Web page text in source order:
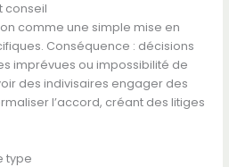
conseil
comme une simple mise en
Conséquence : décisions
imprévues ou impossibilité de
des indivisaires engager des
l’accord, créant des litiges
type